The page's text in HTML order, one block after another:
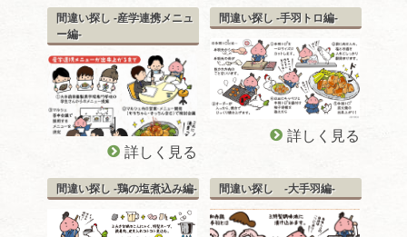
間違い探し -産学連携メニュ
ー編-
詳しく見る
間違い探し -手羽トロ編-
詳しく見る
間違い探し -鶏の塩煮込み編- 間違い探し -大手羽編-